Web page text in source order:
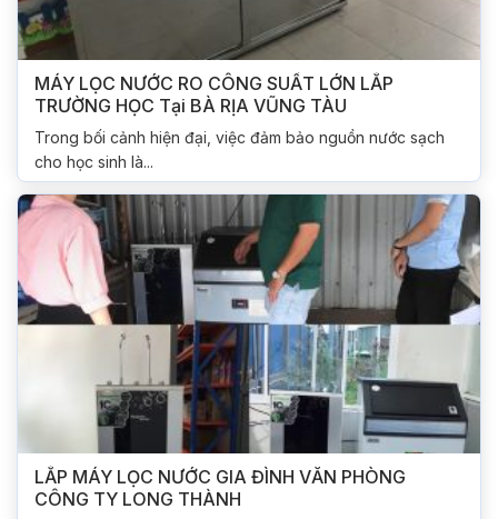
MÁY LỌC NƯỚC RO CÔNG SUẤT LỚN LẮP
TRƯỜNG HỌC Tại BÀ RỊA VŨNG TÀU
Trong bối cảnh hiện đại, việc đảm bảo nguồn nước sạch
cho học sinh là...
LẮP MÁY LỌC NƯỚC GIA ĐÌNH VĂN PHÒNG
CÔNG TY LONG THÀNH